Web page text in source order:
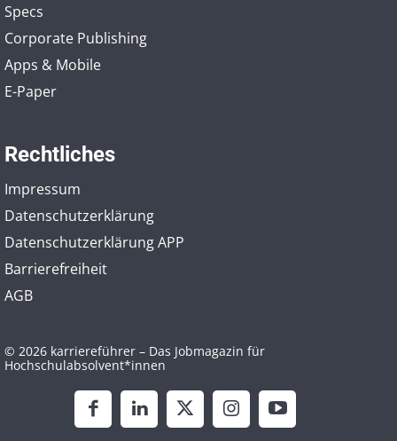
Specs
Corporate Publishing
Apps & Mobile
E-Paper
Rechtliches
Impressum
Datenschutzerklärung
Datenschutzerklärung APP
Barrierefreiheit
AGB
© 2026 karriereführer – Das Jobmagazin für
Hochschulabsolvent*innen